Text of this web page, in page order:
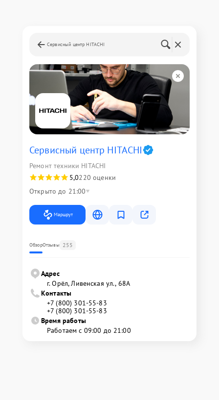
Сервисный центр HITACHI
Сервисный центр HITACHI
Ремонт техники HITACHI
5,0220 оценки
Открыто до 21:00
Маршрут
ОбзорОтзывы 255
Адрес
г. Орёл, Ливенская ул., 68А
Контакты
+7 (800) 301-55-83
+7 (800) 301-55-83
Время работы
Работаем с 09:00 до 21:00